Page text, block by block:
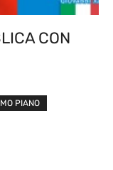
CON
PIANO